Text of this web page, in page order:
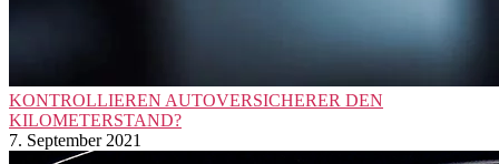
KONTROLLIEREN AUTOVERSICHERER DEN
KILOMETERSTAND?
7. September 2021